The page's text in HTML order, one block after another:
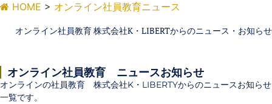
HOME > オンライン社員教育ニュース
オンライン社員教育 株式会社K・LIBERTからのニュース・お知らせ
オンライン社員教育 ニュースお知らせ
オンラインの社員教育 株式会社K・LIBERTYからのニュースお知らせ
一覧です。